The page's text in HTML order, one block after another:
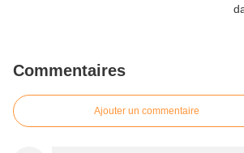
Commentaires
Ajouter un commentaire